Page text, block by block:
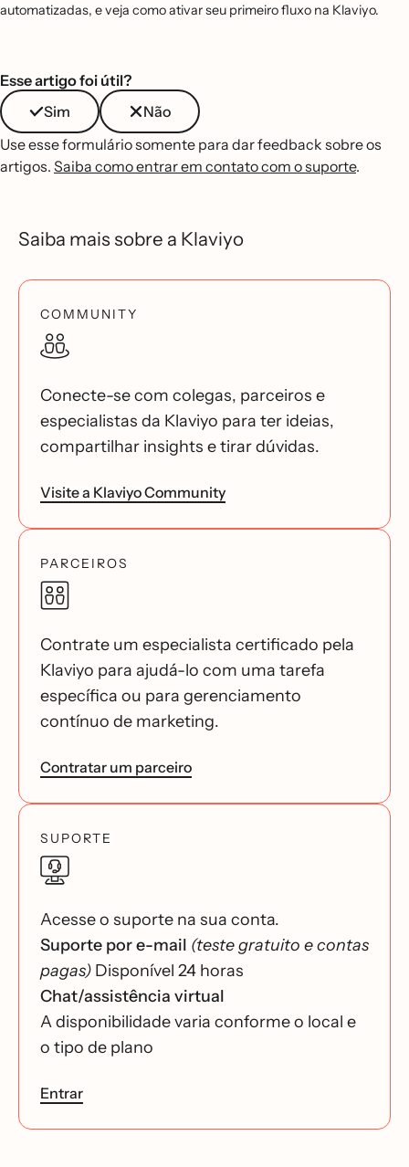
automatizadas, e veja como ativar seu primeiro fluxo na Klaviyo.
Esse artigo foi útil?
Sim
Não
Use esse formulário somente para dar feedback sobre os
artigos. Saiba como entrar em contato com o suporte.
Saiba mais sobre a Klaviyo
COMMUNITY
Conecte-se com colegas, parceiros e
especialistas da Klaviyo para ter ideias,
compartilhar insights e tirar dúvidas.
Visite a Klaviyo Community
PARCEIROS
Contrate um especialista certificado pela
Klaviyo para ajudá-lo com uma tarefa
específica ou para gerenciamento
contínuo de marketing.
Contratar um parceiro
SUPORTE
Acesse o suporte na sua conta.
Suporte por e-mail (teste gratuito e contas
pagas) Disponível 24 horas
Chat/assistência virtual
A disponibilidade varia conforme o local e
o tipo de plano
Entrar